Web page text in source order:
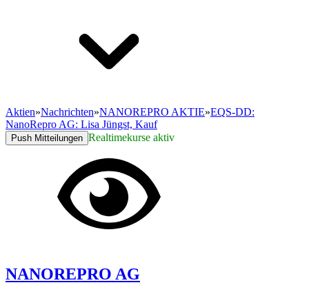
Aktien»Nachrichten»NANOREPRO AKTIE»EQS-DD:
NanoRepro AG: Lisa Jüngst, Kauf
Push Mitteilungen Realtimekurse aktiv
NANOREPRO AG